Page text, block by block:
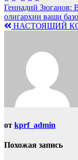
Навигация
по
Геннадий Зюганов:
олигархии ваши
НАСТОЯЩИЙ
от kprf_admin
Похожая запись